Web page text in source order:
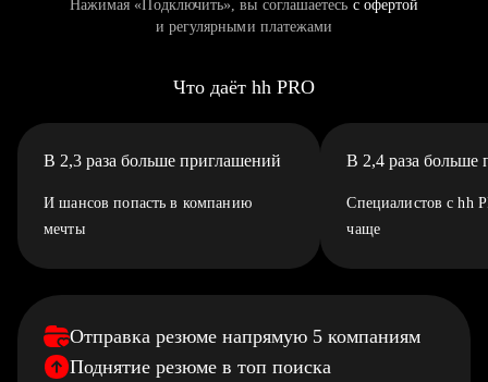
Нажимая «Подключить», вы соглашаетесь с офертой
и регулярными платежами
Что даёт hh PRO
В 2,3 раза больше приглашений
И шансов попасть в компанию
мечты
В 2,4 раза больше
Специалистов с hh
чаще
Отправка резюме напрямую 5 компаниям
Поднятие резюме в топ поиска